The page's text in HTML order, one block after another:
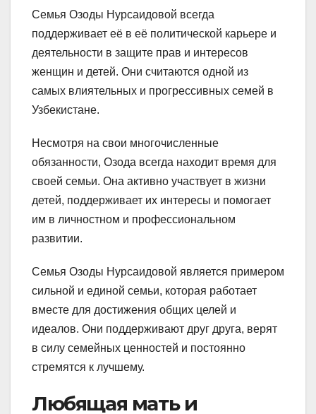
Семья Озоды Нурсаидовой всегда
поддерживает её в её политической карьере и
деятельности в защите прав и интересов
женщин и детей. Они считаются одной из
самых влиятельных и прогрессивных семей в
Узбекистане.
Несмотря на свои многочисленные
обязанности, Озода всегда находит время для
своей семьи. Она активно участвует в жизни
детей, поддерживает их интересы и помогает
им в личностном и профессиональном
развитии.
Семья Озоды Нурсаидовой является примером
сильной и единой семьи, которая работает
вместе для достижения общих целей и
идеалов. Они поддерживают друг друга, верят
в силу семейных ценностей и постоянно
стремятся к лучшему.
Любящая мать и